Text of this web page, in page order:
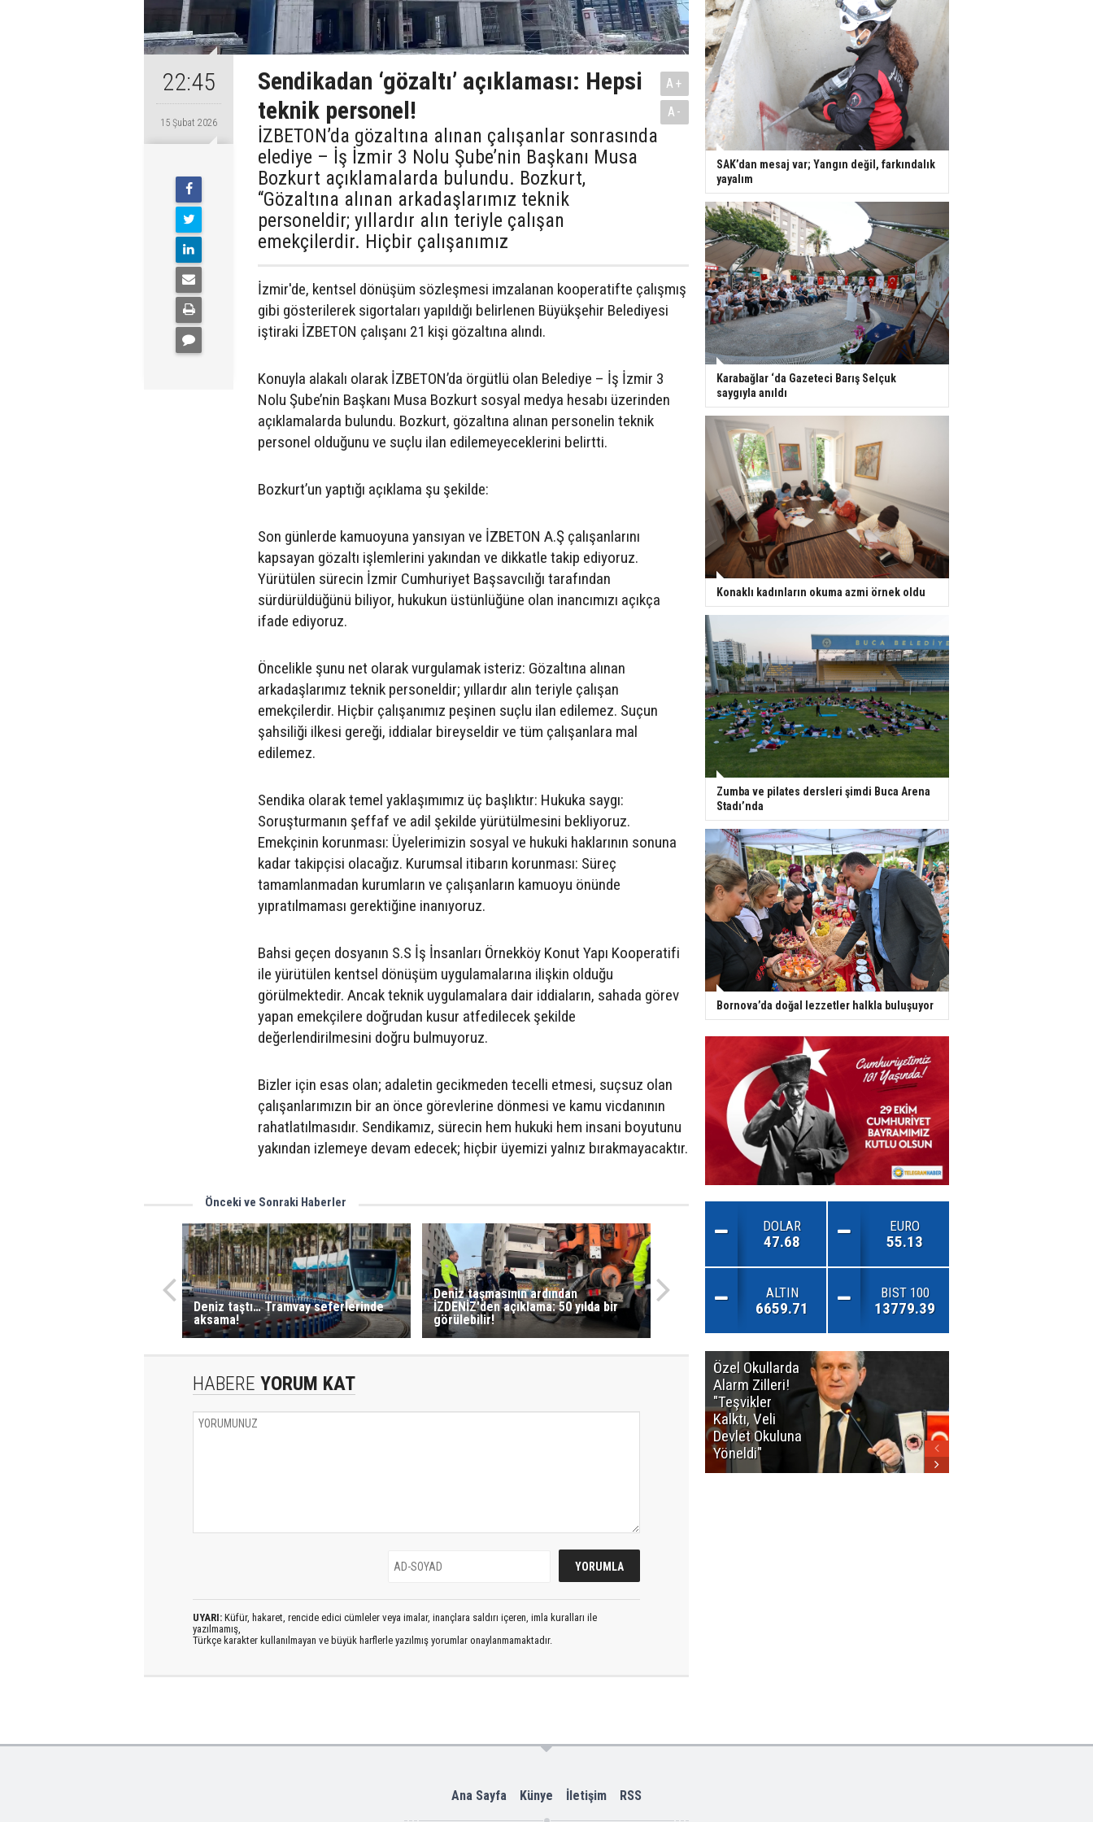
22:45
15 Şubat 2026
Sendikadan ‘gözaltı’ açıklaması: Hepsi
teknik personel!
İZBETON’da gözaltına alınan çalışanlar sonrasında
elediye – İş İzmir 3 Nolu Şube’nin Başkanı Musa
Bozkurt açıklamalarda bulundu. Bozkurt,
“Gözaltına alınan arkadaşlarımız teknik
personeldir; yıllardır alın teriyle çalışan
emekçilerdir. Hiçbir çalışanımız
A+
A-
İzmir'de, kentsel dönüşüm sözleşmesi imzalanan kooperatifte çalışmış
gibi gösterilerek sigortaları yapıldığı belirlenen Büyükşehir Belediyesi
iştiraki İZBETON çalışanı 21 kişi gözaltına alındı.
Konuyla alakalı olarak İZBETON’da örgütlü olan Belediye – İş İzmir 3
Nolu Şube’nin Başkanı Musa Bozkurt sosyal medya hesabı üzerinden
açıklamalarda bulundu. Bozkurt, gözaltına alınan personelin teknik
personel olduğunu ve suçlu ilan edilemeyeceklerini belirtti.
Bozkurt’un yaptığı açıklama şu şekilde:
Son günlerde kamuoyuna yansıyan ve İZBETON A.Ş çalışanlarını
kapsayan gözaltı işlemlerini yakından ve dikkatle takip ediyoruz.
Yürütülen sürecin İzmir Cumhuriyet Başsavcılığı tarafından
sürdürüldüğünü biliyor, hukukun üstünlüğüne olan inancımızı açıkça
ifade ediyoruz.
Öncelikle şunu net olarak vurgulamak isteriz: Gözaltına alınan
arkadaşlarımız teknik personeldir; yıllardır alın teriyle çalışan
emekçilerdir. Hiçbir çalışanımız peşinen suçlu ilan edilemez. Suçun
şahsiliği ilkesi gereği, iddialar bireyseldir ve tüm çalışanlara mal
edilemez.
Sendika olarak temel yaklaşımımız üç başlıktır: Hukuka saygı:
Soruşturmanın şeffaf ve adil şekilde yürütülmesini bekliyoruz.
Emekçinin korunması: Üyelerimizin sosyal ve hukuki haklarının sonuna
kadar takipçisi olacağız. Kurumsal itibarın korunması: Süreç
tamamlanmadan kurumların ve çalışanların kamuoyu önünde
yıpratılmaması gerektiğine inanıyoruz.
Bahsi geçen dosyanın S.S İş İnsanları Örnekköy Konut Yapı Kooperatifi
ile yürütülen kentsel dönüşüm uygulamalarına ilişkin olduğu
görülmektedir. Ancak teknik uygulamalara dair iddiaların, sahada görev
yapan emekçilere doğrudan kusur atfedilecek şekilde
değerlendirilmesini doğru bulmuyoruz.
Bizler için esas olan; adaletin gecikmeden tecelli etmesi, suçsuz olan
çalışanlarımızın bir an önce görevlerine dönmesi ve kamu vicdanının
rahatlatılmasıdır. Sendikamız, sürecin hem hukuki hem insani boyutunu
yakından izlemeye devam edecek; hiçbir üyemizi yalnız bırakmayacaktır.
Önceki ve Sonraki Haberler
Deniz taştı… Tramvay seferlerinde
aksama!
Deniz taşmasının ardından
İZDENİZ'den açıklama: 50 yılda bir
görülebilir!
HABERE YORUM KAT
UYARI: Küfür, hakaret, rencide edici cümleler veya imalar, inançlara saldırı içeren, imla kuralları ile
yazılmamış,
Türkçe karakter kullanılmayan ve büyük harflerle yazılmış yorumlar onaylanmamaktadır.
SAK’dan mesaj var; Yangın değil, farkındalık
yayalım
Karabağlar ‘da Gazeteci Barış Selçuk
saygıyla anıldı
Konaklı kadınların okuma azmi örnek oldu
Zumba ve pilates dersleri şimdi Buca Arena
Stadı’nda
Bornova’da doğal lezzetler halkla buluşuyor
DOLAR
47.68
EURO
55.13
ALTIN
6659.71
BIST 100
13779.39
Özel Okullarda
Alarm Zilleri!
"Teşvikler
Kalktı, Veli
Devlet Okuluna
Yöneldi"
Ana Sayfa Künye İletişim RSS